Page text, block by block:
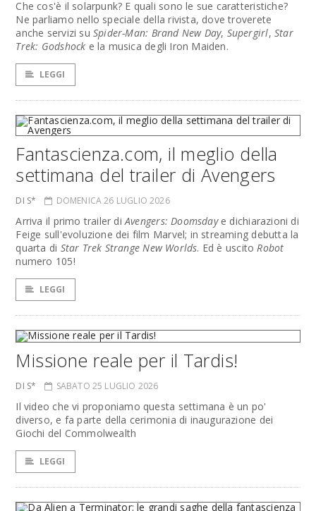
Che cos'è il solarpunk? E quali sono le sue caratteristiche?
Ne parliamo nello speciale della rivista, dove troverete
anche servizi su Spider-Man: Brand New Day, Supergirl, Star
Trek: Godshock e la musica degli Iron Maiden.
LEGGI
Fantascienza.com, il meglio della
settimana del trailer di Avengers
DI S* DOMENICA 26 LUGLIO 2026
Arriva il primo trailer diAvengers: Doomsdaye dichiarazioni di
Feige sull'evoluzione dei film Marvel; in streaming debutta la
quarta di Star Trek Strange New Worlds. Ed è uscitoRobot
numero 105!
LEGGI
Missione reale per il Tardis!
DI S* SABATO 25 LUGLIO 2026
Il video che vi proponiamo questa settimana è un po'
diverso, e fa parte della cerimonia di inaugurazione dei
Giochi del Commolwealth
LEGGI